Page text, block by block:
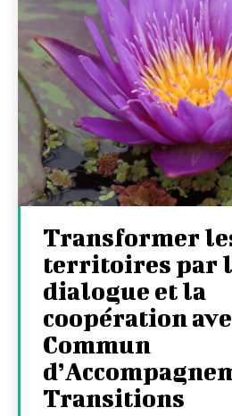
Transformer
territoires par
dialogue et la
coopération
Commun
Transitions